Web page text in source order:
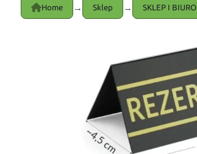
Home → Sklep → SKLEP I BIURO